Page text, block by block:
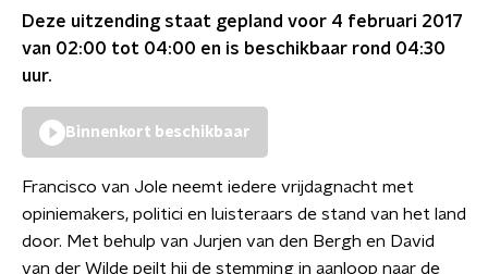
Deze uitzending staat gepland voor 4 februari 2017
van 02:00 tot 04:00 en is beschikbaar rond 04:30
uur.
Binnenkort beschikbaar
Francisco van Jole neemt iedere vrijdagnacht met
opiniemakers, politici en luisteraars de stand van het land
door. Met behulp van Jurjen van den Bergh en David
van der Wilde peilt hij de stemming in aanloop naar de